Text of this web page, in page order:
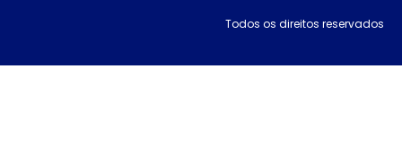
Todos os direitos reservados